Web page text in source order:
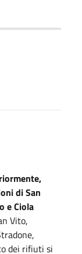
di San
e Ciola
Vito,
dei rifiuti si